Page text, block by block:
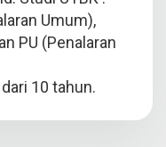
Umum),
PU (Penalaran
10 tahun.